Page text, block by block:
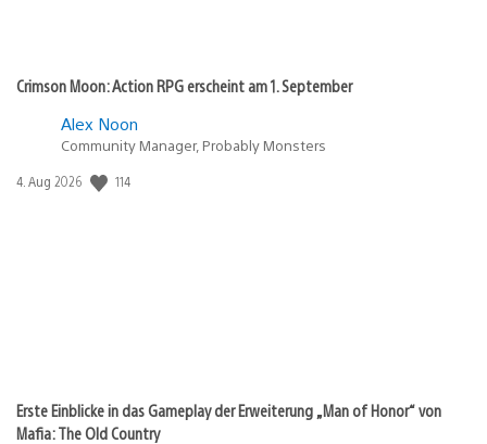
Crimson Moon: Action RPG erscheint am 1. September
Alex Noon
Community Manager, Probably Monsters
Veröffentlichungsdatum:
4. Aug 2026 114
Erste Einblicke in das Gameplay der Erweiterung „Man of Honor“ von
Mafia: The Old Country